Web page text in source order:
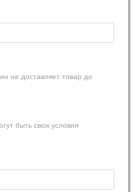
не доставляет товар до
быть свои условия